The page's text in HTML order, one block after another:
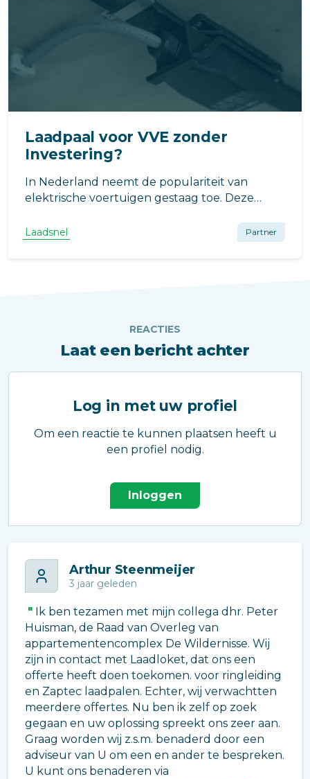
Laadpaal voor VVE zonder
Investering?
In Nederland neemt de populariteit van
elektrische voertuigen gestaag toe. Deze
mogelijkheden met zich mee voor
Verenigingen van Eigenaren (VVE’s), met name
op het gebied van laadinfrastructuur.
Laadsnel Partner
REACTIES
Laat een bericht achter
Log in met uw profiel
Om een reactie te kunnen plaatsen heeft u
een profiel nodig.
Inloggen
Arthur Steenmeijer
3 jaar geleden
Ik ben tezamen met mijn collega dhr. Peter
Huisman, de Raad van Overleg van
appartementencomplex De Wildernisse. Wij
zijn in contact met Laadloket, dat ons een
offerte heeft doen toekomen. voor ringleiding
en Zaptec laadpalen. Echter, wij verwachtten
meerdere offertes. Nu ben ik zelf op zoek
gegaan en uw oplossing spreekt ons zeer aan.
Graag worden wij z.s.m. benaderd door een
adviseur van U om een en ander te bespreken.
U kunt ons benaderen via